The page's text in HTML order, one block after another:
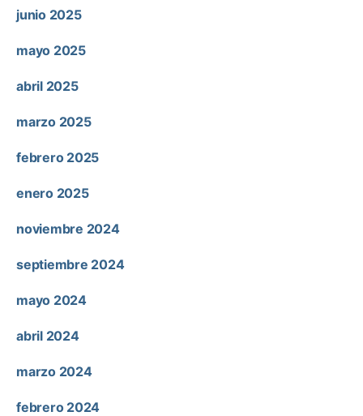
junio 2025
mayo 2025
abril 2025
marzo 2025
febrero 2025
enero 2025
noviembre 2024
septiembre 2024
mayo 2024
abril 2024
marzo 2024
febrero 2024